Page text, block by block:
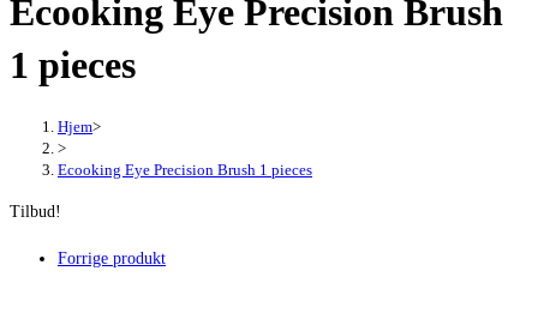
139,95 kr..104,96 kr..
Ecooking Eye Precision Brush
1 pieces
Hjem>
>
Ecooking Eye Precision Brush 1 pieces
Tilbud!
Forrige produkt